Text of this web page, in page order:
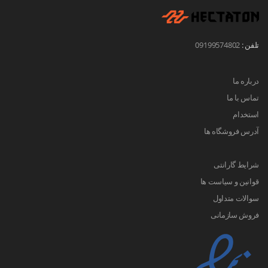
تلفن : 09199574802
درباره ما
تماس با ما
استخدام
آدرس فروشگاه ها
شرایط گارانتی
قوانین و سیاست ها
سوالات متداول
فروش سازمانی